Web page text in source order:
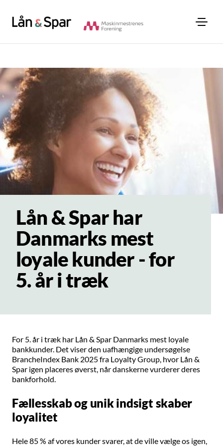
Lån & Spar har
Danmarks mest
loyale kunder - for
5. år i træk
For 5. år i træk har Lån & Spar Danmarks mest loyale
bankkunder. Det viser den uafhængige undersøgelse
BrancheIndex Bank 2025 fra Loyalty Group, hvor Lån &
Spar igen placeres øverst, når danskerne vurderer deres
bankforhold.
Fællesskab og unik indsigt skaber
loyalitet
Hele 85 % af vores kunder svarer, at de ville vælge os igen,